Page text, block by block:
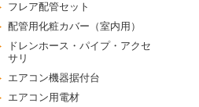
フレア配管セット
配管用化粧カバー（室内用）
ドレンホース・パイプ・アクセ
サリ
エアコン機器据付台
エアコン用電材